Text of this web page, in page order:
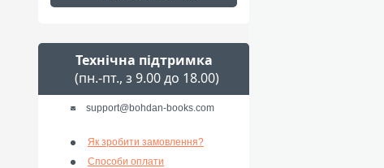
Технічна підтримка
(пн.-пт., з 9.00 до 18.00)
support@bohdan-books.com
Як зробити замовлення?
Способи оплати